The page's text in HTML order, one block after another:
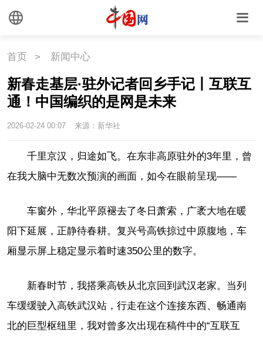
首页 > 新闻中心
新春走基层·驻外记者回乡手记丨互联互
通！中国编织的是网是未来
2026-02-24 00:07 来源：新华社
千里京汉，归途如飞。在东非高原驻外的3年里，曾
在我大脑中无数次预演的画面，如今在眼前呈现——
车窗外，华北平原褪去了冬日萧索，广袤大地在暖
阳下延展，正静待春耕。复兴号高铁掠过中原腹地，车
厢显示屏上稳定显示着时速350公里的数字。
新春时节，我搭乘高铁从北京回到武汉老家。当列
车缓缓驶入高铁武汉站，行走在这个连接东西、畅通南
北的巨型枢纽里，我对曾多次出现在稿件中的“互联互